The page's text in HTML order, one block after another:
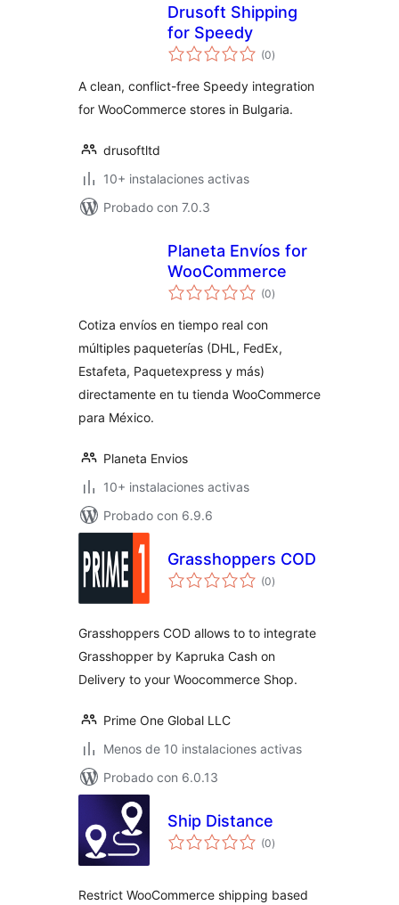
Drusoft Shipping
for Speedy
(0total
de
)
A clean, conflict-free Speedy integration
for WooCommerce stores in Bulgaria.
drusoftltd
10+ instalaciones activas
Probado con 7.0.3
Planeta Envíos for
WooCommerce
(0total
de
)
Cotiza envíos en tiempo real con
múltiples paqueterías (DHL, FedEx,
Estafeta, Paquetexpress y más)
directamente en tu tienda WooCommerce
para México.
Planeta Envios
10+ instalaciones activas
Probado con 6.9.6
Grasshoppers COD
(0total
de
)
Grasshoppers COD allows to to integrate
Grasshopper by Kapruka Cash on
Delivery to your Woocommerce Shop.
Prime One Global LLC
Menos de 10 instalaciones activas
Probado con 6.0.13
Ship Distance
(0total
de
)
Restrict WooCommerce shipping based